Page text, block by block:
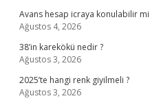
Avans hesap icraya konulabilir mi
Ağustos 4, 2026
38’in karekökü nedir ?
Ağustos 3, 2026
2025’te hangi renk giyilmeli ?
Ağustos 3, 2026